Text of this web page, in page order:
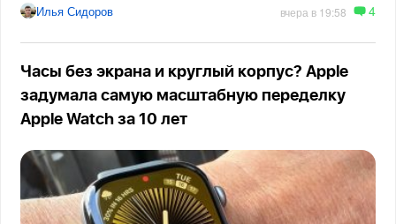
Илья Сидоров вчера в 19:58 4
Часы без экрана и круглый корпус? Apple
задумала самую масштабную переделку
Apple Watch за 10 лет